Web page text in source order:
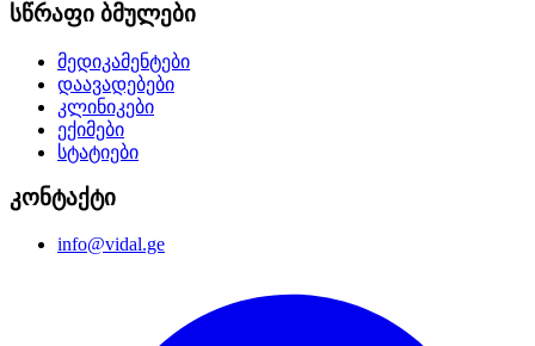
სწრაფი ბმულები
მედიკამენტები
დაავადებები
კლინიკები
ექიმები
სტატიები
კონტაქტი
info@vidal.ge